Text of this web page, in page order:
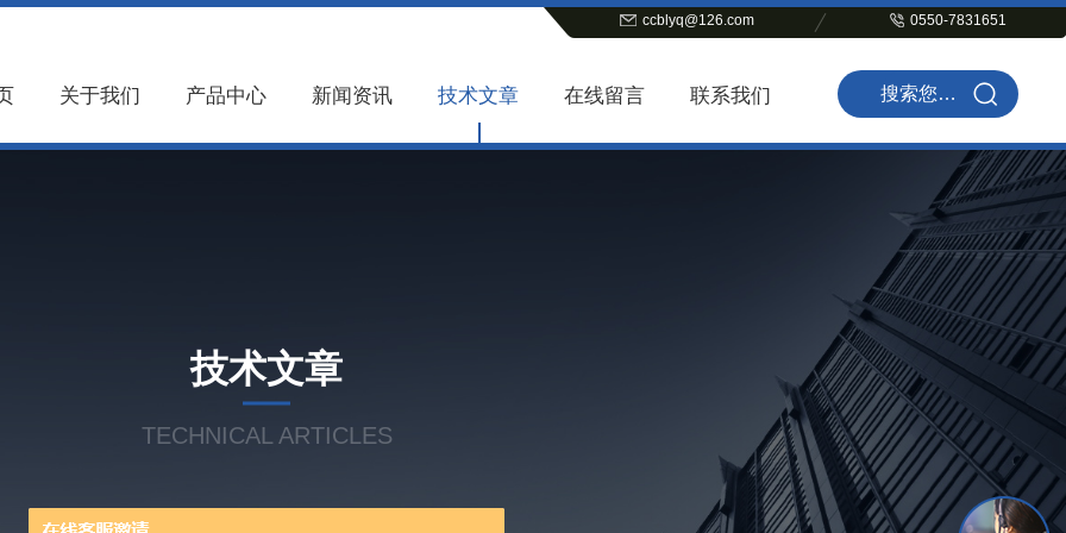
ccblyq@126.com 0550-7831651
关于我们 产品中心 新闻资讯 技术文章 在线留言 联系我们
技术文章
TECHNICAL ARTICLES